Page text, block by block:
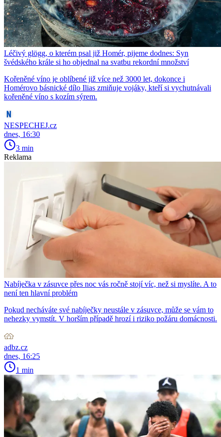
Léčivý glögg, o kterém psal již Homér, pijeme dodnes: Syn
švédského krále si ho objednal na svatbu rekordní množství
Kořeněné víno je oblíbené již více než 3000 let, dokonce i
Homérovo básnické dílo Ilias zmiňuje vojáky, kteří si vychutnávali
kořeněné víno s kozím sýrem.
NESPECHEJ.cz
dnes, 16:30
3 min
Reklama
Nabíječka v zásuvce přes noc vás ročně stojí víc, než si myslíte. A to
není ten hlavní problém
Pokud necháváte své nabíječky neustále v zásuvce, může se vám to
nehezky vymstít. V horším případě hrozí i riziko požáru domácnosti.
adbz.cz
dnes, 16:25
1 min